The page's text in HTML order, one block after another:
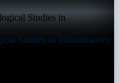
Studies in Inflammatory